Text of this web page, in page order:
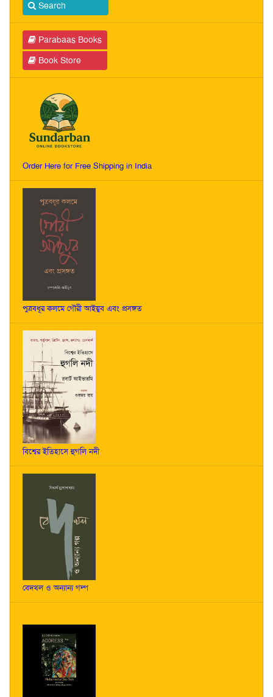
Search
Parabaas Books
Book Store
Order Here for Free Shipping in India
পুত্রবধূর কলমে গৌরী আইয়ুব এবং প্রসঙ্গত
বিশ্বের ইতিহাসে হুগলি নদী
বেদখল ও অন্যান্য গল্প